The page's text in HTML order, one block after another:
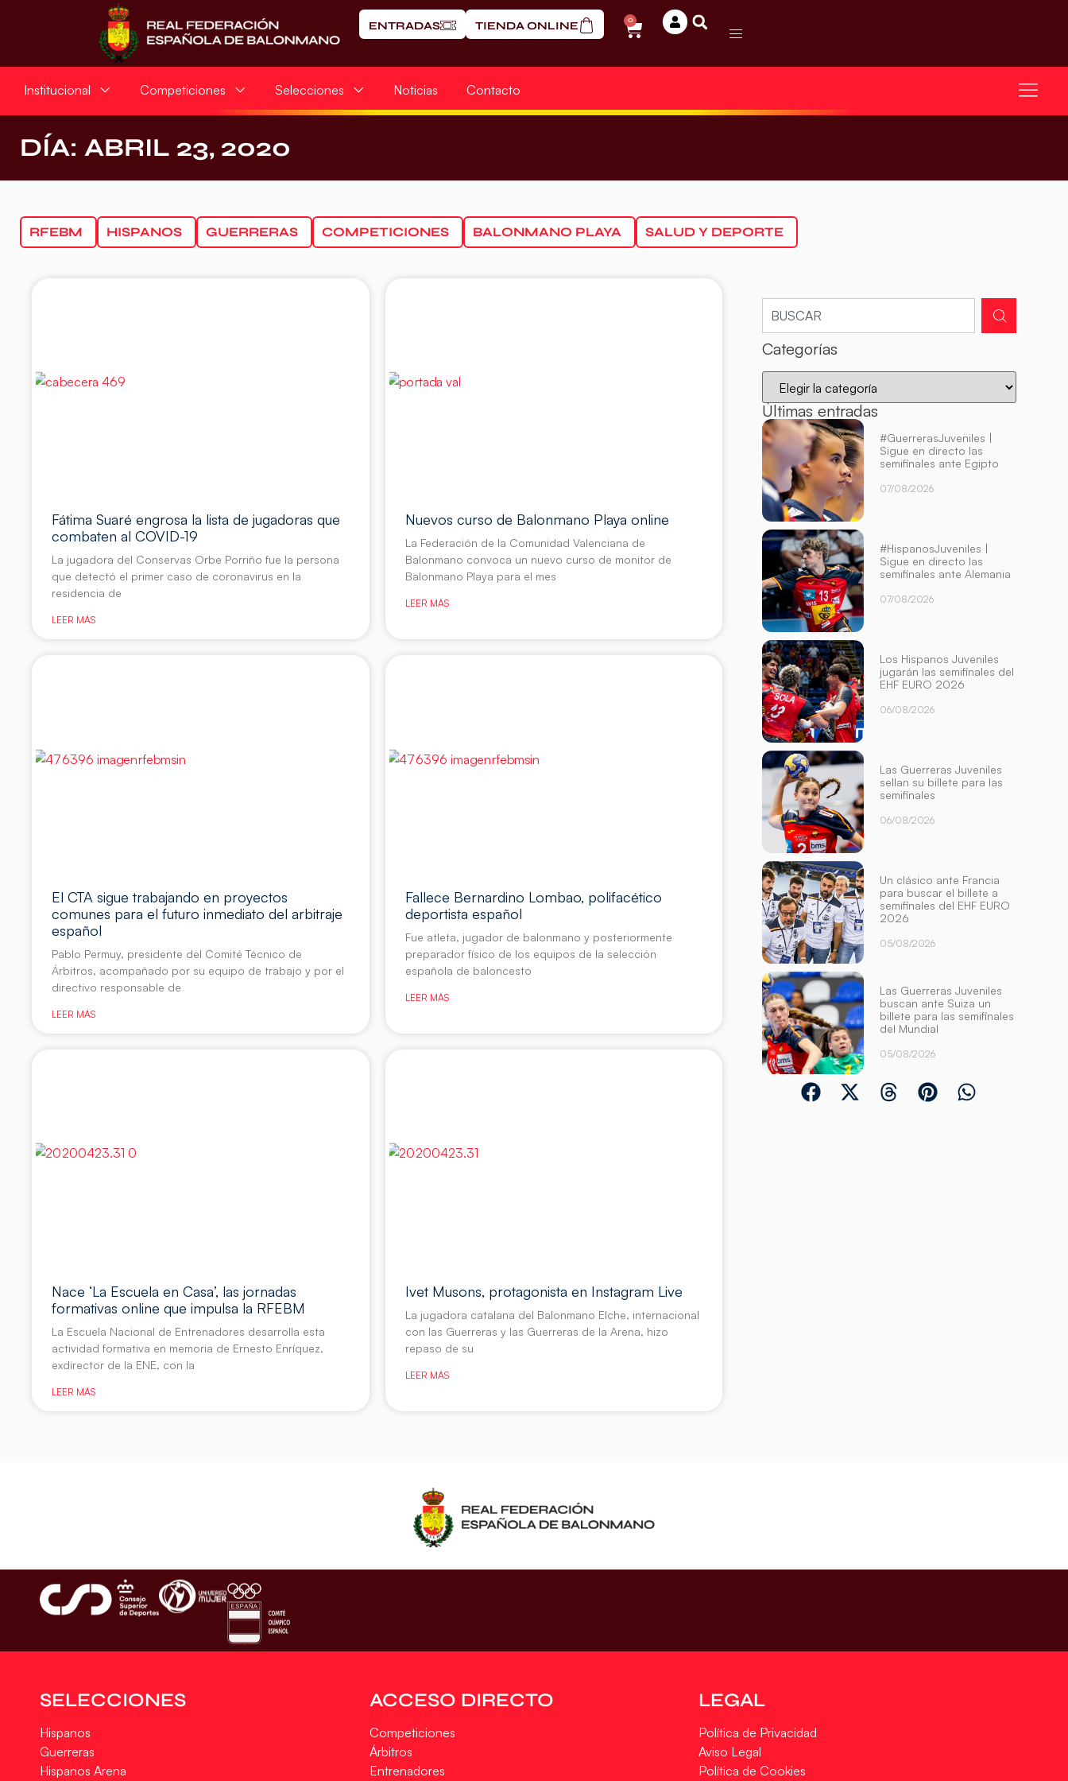
ENTRADAS TIENDA ONLINE 0
Institucional Competiciones Selecciones Noticias Contacto
DÍA: ABRIL 23, 2020
RFEBM HISPANOS GUERRERAS COMPETICIONES BALONMANO PLAYA SALUD Y DEPORTE
Fátima Suaré engrosa la lista de jugadoras que
combaten al COVID-19
La jugadora del Conservas Orbe Porriño fue la persona
que detectó el primer caso de coronavirus en la
residencia de
LEER MÁS
Nuevos curso de Balonmano Playa online
La Federación de la Comunidad Valenciana de
Balonmano convoca un nuevo curso de monitor de
Balonmano Playa para el mes
LEER MÁS
El CTA sigue trabajando en proyectos
comunes para el futuro inmediato del arbitraje
español
Pablo Permuy, presidente del Comité Técnico de
Árbitros, acompañado por su equipo de trabajo y por el
directivo responsable de
LEER MÁS
Fallece Bernardino Lombao, polifacético
deportista español
Fue atleta, jugador de balonmano y posteriormente
preparador físico de los equipos de la selección
española de baloncesto
LEER MÁS
Nace ‘La Escuela en Casa’, las jornadas
formativas online que impulsa la RFEBM
La Escuela Nacional de Entrenadores desarrolla esta
actividad formativa en memoria de Ernesto Enríquez,
exdirector de la ENE, con la
LEER MÁS
Ivet Musons, protagonista en Instagram Live
La jugadora catalana del Balonmano Elche, internacional
con las Guerreras y las Guerreras de la Arena, hizo
repaso de su
LEER MÁS
Categorías
Últimas entradas
#GuerrerasJuveniles |
Sigue en directo las
semifinales ante Egipto
07/08/2026
#HispanosJuveniles |
Sigue en directo las
semifinales ante Alemania
07/08/2026
Los Hispanos Juveniles
jugarán las semifinales del
EHF EURO 2026
06/08/2026
Las Guerreras Juveniles
sellan su billete para las
semifinales
06/08/2026
Un clásico ante Francia
para buscar el billete a
semifinales del EHF EURO
2026
05/08/2026
Las Guerreras Juveniles
buscan ante Suiza un
billete para las semifinales
del Mundial
05/08/2026
SELECCIONES
Hispanos
Guerreras
Hispanos Arena
ACCESO DIRECTO
Competiciones
Árbitros
Entrenadores
LEGAL
Política de Privacidad
Aviso Legal
Política de Cookies